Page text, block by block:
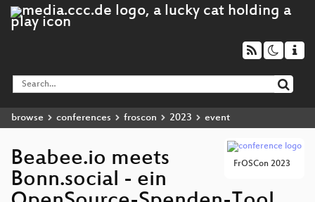
browse conferences froscon 2023 event
FrOSCon 2023
Beabee.io meets
Bonn.social - ein